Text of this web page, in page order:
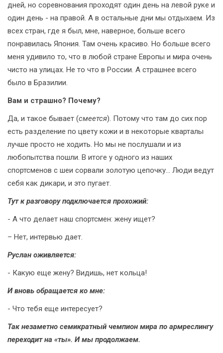
дней, но соревнования проходят один день на левой руке и
один день - на правой. А в остальные дни мы отдыхаем. Из
всех стран, где я был, мне, наверное, больше всего
понравилась Япония. Там очень красиво. Но больше всего
меня удивило то, что в любой стране Европы и мира очень
чисто на улицах. Не то что в России. А страшнее всего
было в Бразилии.
Вам и страшно? Почему?
Да, и такое бывает (смеется). Потому что там до сих пор
есть разделение по цвету кожи и в некоторые кварталы
лучше просто не ходить. Но мы не послушали и из
любопытства пошли. В итоге у одного из наших
спортсменов с шеи сорвали золотую цепочку... Люди ведут
себя как дикари, и это пугает.
Тут к разговору подключается прохожий:
- А что делает наш спортсмен: жену ищет?
– Нет, интервью дает.
Руслан оживляется:
- Какую еще жену? Видишь, нет кольца!
И вновь обращается ко мне:
- Что тебя еще интересует?
Так незаметно семикратный чемпион мира по армреслингу
переходит на «ты». И мы продолжаем.